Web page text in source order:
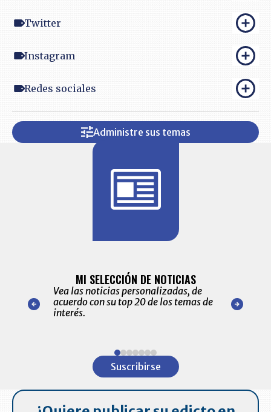
Twitter
Instagram
Redes sociales
Administre sus temas
nuestro
para
MI SELECCIÓN DE NOTICIAS
Vea las noticias personalizadas, de
acuerdo con su top 20 de los temas de
interés.
de las
Suscribirse